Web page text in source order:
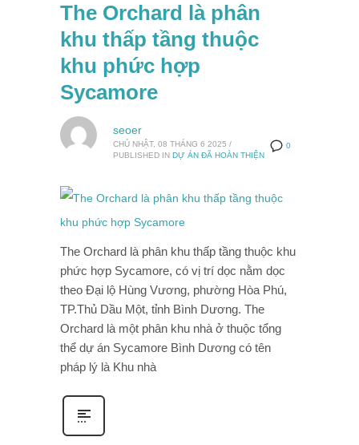
The Orchard là phân
khu thấp tầng thuộc
khu phức hợp
Sycamore
0
seoer
CHỦ NHẬT, 08 THÁNG 6 2025 /
PUBLISHED IN DỰ ÁN ĐÃ HOÀN THIỆN
The Orchard là phân khu thấp tầng thuộc khu
phức hợp Sycamore, có vị trí dọc nằm dọc
theo Đại lộ Hùng Vương, phường Hòa Phú,
TP.Thủ Dầu Một, tỉnh Bình Dương. The
Orchard là một phân khu nhà ở thuộc tổng
thể dự án Sycamore Bình Dương có tên
pháp lý là Khu nhà